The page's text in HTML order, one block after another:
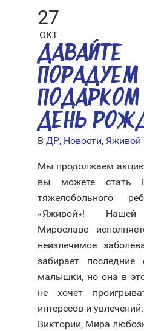
27
ОКТ
ДАВАЙТЕ
ПОРАДУЕМ
ПОДАРКОМ
ДЕНЬ
В ДР, Новости, Яживой
Мы продолжаем
вы можете стать
тяжелобольного
«Яживой»! Нашей
Мирославе
неизлечимое
забирает
малышки, но она в
не хочет
интересов и
Виктории, Мира